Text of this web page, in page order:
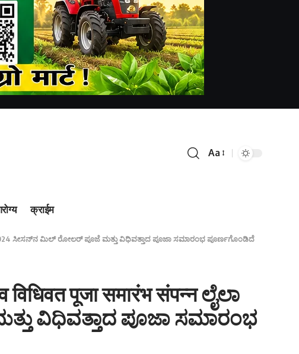
Aa
क्राईम
2023-2024 ಸೀಸನ್‌ನ ಮಿಲ್ ರೋಲರ್ ಪೂಜೆ ಮತ್ತು ವಿಧಿವತ್ತಾದ ಪೂಜಾ ಸಮಾರಂಭ ಪೂರ್ಣಗೊಂಡಿದೆ
विधिवत पूजा समारंभ संपन्न ಲೈಲಾ
ವಿಧಿವತ್ತಾದ ಪೂಜಾ ಸಮಾರಂಭ